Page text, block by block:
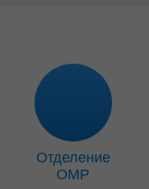
Отделение
ОМР